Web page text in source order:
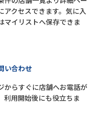
アクセスできます。気に入
マイリストへ保存できま
い合わせ
からすぐに店舗へお電話が
利用開始後にも役立ちま